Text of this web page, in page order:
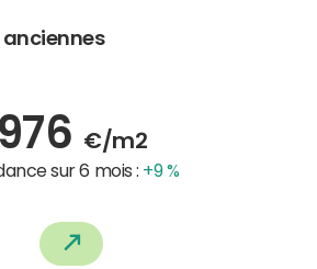
anciennes
976 €/m2
sur 6 mois : +9 %